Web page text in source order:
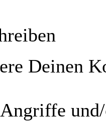
Deinen